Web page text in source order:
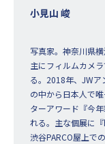
小見山 峻
写真家。神奈川県
主にフィルムカメ
る。2018年、JWア
の中から日本人で
ターアワード『今
れる。主な個展に
渋谷PARCO屋上で